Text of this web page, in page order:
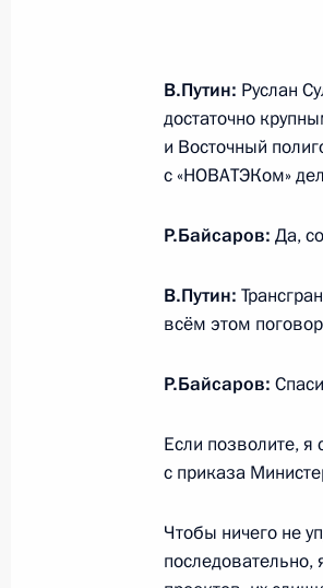
В.Путин: Руслан
достаточно
и Восточный
с «НОВАТЭКом»
Р.Байсаров: Да,
В.Путин:
всём этом
Р.Байсаров:
Если позволите, я
с приказа
Чтобы ничего не
последовательно,